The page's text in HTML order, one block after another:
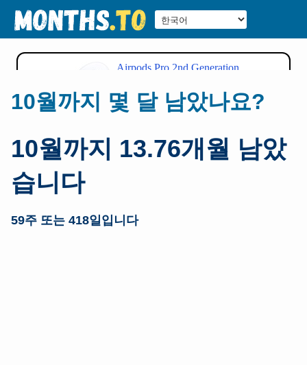
10월까지 몇 달 남았나요?
10월까지 13.76개월 남았
습니다
59주 또는 418일입니다